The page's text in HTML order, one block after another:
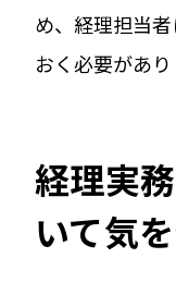
め、経理担当
おく必要があり
経理実
いて気